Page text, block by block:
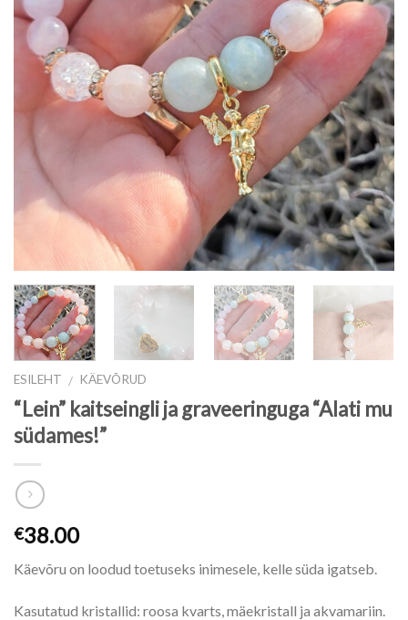
ESILEHT / KÄEVÕRUD
“Lein” kaitseingli ja graveeringuga “Alati mu
südames!”
€38.00
Käevõru on loodud toetuseks inimesele, kelle süda igatseb.
Kasutatud kristallid: roosa kvarts, mäekristall ja akvamariin.